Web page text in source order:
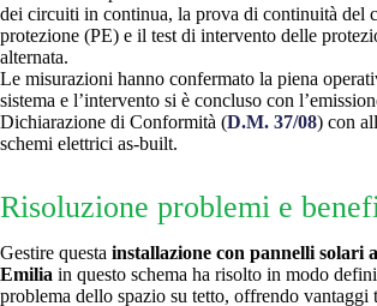
dei circuiti in continua, la prova di continuità del
protezione (PE) e il test di intervento delle
alternata.
Le misurazioni hanno confermato la piena
sistema e l’intervento si è concluso con
Dichiarazione di Conformità (D.M. 37/08) con
schemi elettrici as-built.
Risoluzione problemi e
Gestire questa installazione con pannelli solari
Emilia in questo schema ha risolto in modo
problema dello spazio su tetto, offrendo vantaggi